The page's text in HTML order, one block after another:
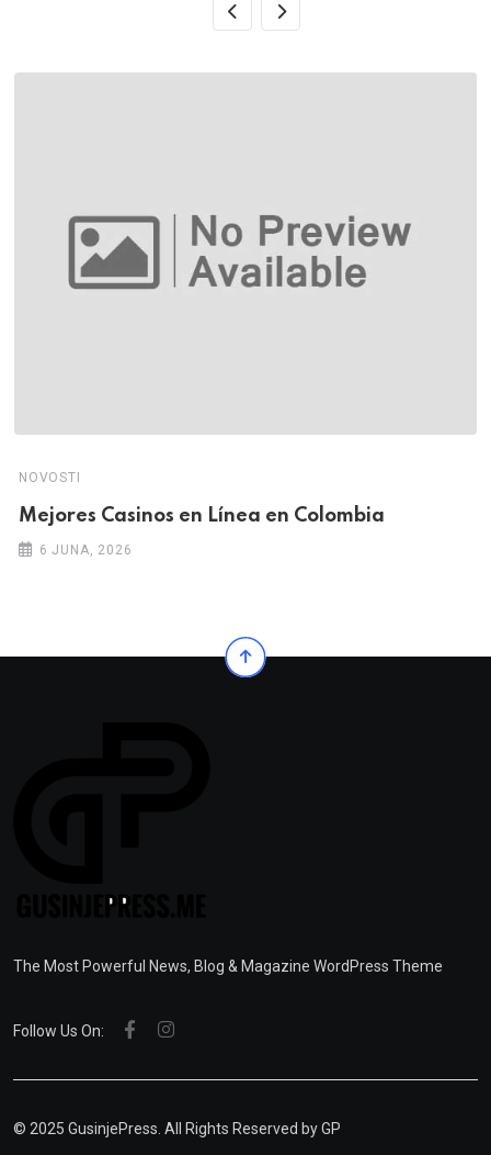
NOVOSTI
Mejores Casinos en Línea en Colombia
6 JUNA, 2026
The Most Powerful News, Blog & Magazine WordPress Theme
Follow Us On:
© 2025 GusinjePress. All Rights Reserved byGP